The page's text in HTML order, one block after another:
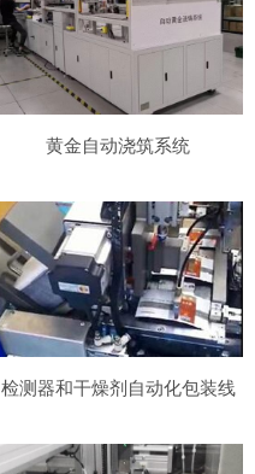
黄金自动浇筑系统
检测器和干燥剂自动化包装线